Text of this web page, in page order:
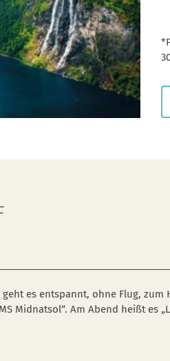
es entspannt, ohne Flug,
Midnatsol“. Am Abend heißt es